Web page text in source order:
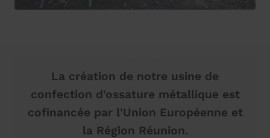
La création de notre usine de
confection d'ossature métallique est
cofinancée par l'Union Européenne et
la Région Réunion.